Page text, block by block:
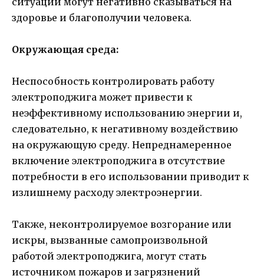
здоровье и благополучии человека.
Окружающая среда:
Неспособность контролировать работу
электроподжига может привести к
неэффективному использованию энергии и,
следовательно, к негативному воздействию
на окружающую среду. Непреднамеренное
включение электроподжига в отсутствие
потребности в его использовании приводит к
излишнему расходу электроэнергии.
Также, неконтролируемое возгорание или
искры, вызванные самопроизвольной
работой электроподжига, могут стать
источником пожаров и загрязнений